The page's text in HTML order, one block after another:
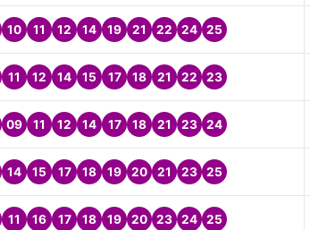
10 11 12 14 19 21 22 24 25
11 12 14 15 17 18 21 22 23
09 11 12 14 17 18 21 23 24
14 15 17 18 19 20 21 23 25
11 16 17 18 19 20 23 24 25